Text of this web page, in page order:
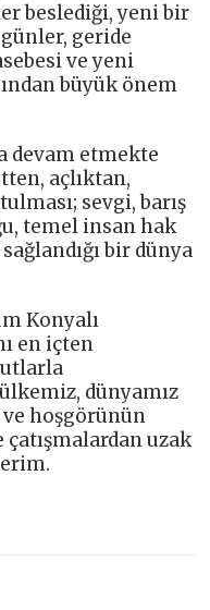
beslediği, yeni bir
geride
ve yeni
büyük önem
devam etmekte
açlıktan,
sevgi, barış
temel insan hak
bir dünya
Konyalı
en içten
ülkemiz, dünyamız
ve hoşgörünün
uzak